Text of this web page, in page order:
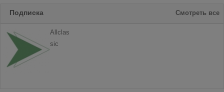
Подписка Смотреть все
Allclas
sic